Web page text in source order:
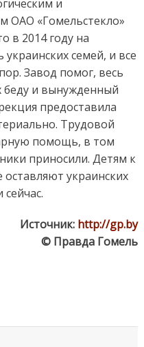
и
ОАО «Гомельстекло»
в 2014 году на
семей, и все
Завод помог, весь
беду и вынужденный
предоставила
Трудовой
помощь, в том
приносили. Детям к
украинских
Источник: http://gp.by
© Правда Гомель